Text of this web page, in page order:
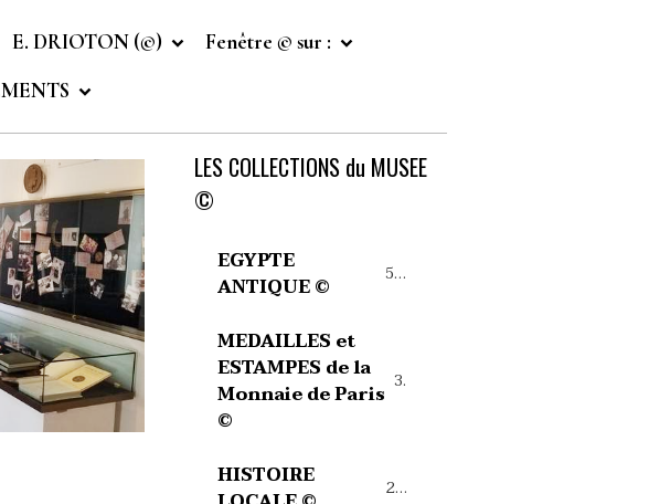
E. DRIOTON (©)
Fenêtre © sur :
LES COLLECTIONS du MUSEE
©
EGYPTE
ANTIQUE ©
54
MEDAILLES et
ESTAMPES de la
Monnaie de Paris
©
39
HISTOIRE
27